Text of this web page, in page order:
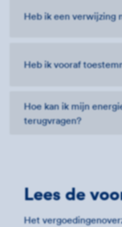
Heb ik een verwijzing
Heb ik vooraf
Hoe kan ik mijn
terugvragen?
Lees de
Het